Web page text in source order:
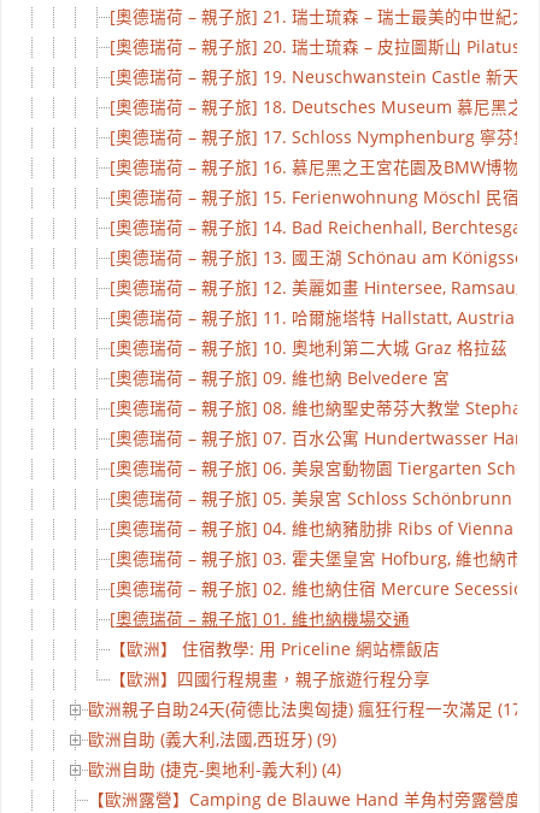
[奧德瑞荷 – 親子旅] 21. 瑞士琉森 – 瑞士最美的中世紀大
[奧德瑞荷 – 親子旅] 20. 瑞士琉森 – 皮拉圖斯山 Pilatus
[奧德瑞荷 – 親子旅] 19. Neuschwanstein Castle 新天
[奧德瑞荷 – 親子旅] 18. Deutsches Museum 慕尼黑之
[奧德瑞荷 – 親子旅] 17. Schloss Nymphenburg 寧芬堡
[奧德瑞荷 – 親子旅] 16. 慕尼黑之王宮花園及BMW博物館
[奧德瑞荷 – 親子旅] 15. Ferienwohnung Möschl 民宿,
[奧德瑞荷 – 親子旅] 14. Bad Reichenhall,
[奧德瑞荷 – 親子旅] 13. 國王湖 Schönau am
[奧德瑞荷 – 親子旅] 12. 美麗如畫 Hintersee, Ramsau,
[奧德瑞荷 – 親子旅] 11. 哈爾施塔特 Hallstatt, Austria
[奧德瑞荷 – 親子旅] 10. 奧地利第二大城 Graz 格拉茲
[奧德瑞荷 – 親子旅] 09. 維也納 Belvedere 宮
[奧德瑞荷 – 親子旅] 08. 維也納聖史蒂芬大教堂
[奧德瑞荷 – 親子旅] 07. 百水公寓 Hundertwasser
[奧德瑞荷 – 親子旅] 06. 美泉宮動物園 Tiergarten
[奧德瑞荷 – 親子旅] 05. 美泉宮 Schloss Schönbrunn (
[奧德瑞荷 – 親子旅] 04. 維也納豬肋排 Ribs of Vienna
[奧德瑞荷 – 親子旅] 03. 霍夫堡皇宮 Hofburg, 維也納市
[奧德瑞荷 – 親子旅] 02. 維也納住宿 Mercure Secession
[奧德瑞荷 – 親子旅] 01. 維也納機場交通
【歐洲】 住宿教學: 用 Priceline 網站標飯店
【歐洲】四國行程規畫，親子旅遊行程分享
歐洲親子自助24天(荷德比法奧匈捷) 瘋狂行程一次滿足 (17)
歐洲自助 (義大利,法國,西班牙) (9)
歐洲自助 (捷克-奧地利-義大利) (4)
【歐洲露營】Camping de Blauwe Hand 羊角村旁露營度